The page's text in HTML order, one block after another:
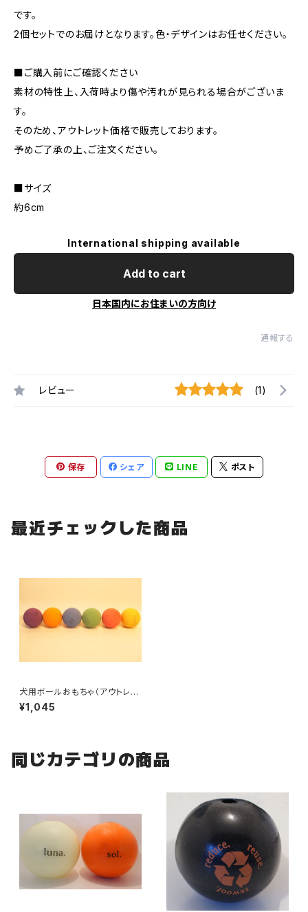
です。
2個セットでのお届けとなります。色・デザインはお任せください。
■ご購入前にご確認ください
素材の特性上、入荷時より傷や汚れが見られる場合がございま
す。
そのため、アウトレット価格で販売しております。
予めご了承の上、ご注文ください。
■サイズ
約6cm
International shipping available
Add to cart
日本国内にお住まいの方向け
通報する
レビュー (1)
保存 シェア LINE ポスト
最近チェックした商品
犬用ボールおもちゃ（アウトレッ
ト）／フォーチューンボール
¥1,045
同じカテゴリの商品